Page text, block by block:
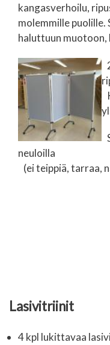
kangasverhoilu,
molemmille
haluttuun
neuloilla
(ei teippiä, tarraa,
Lasivitriinit
4 kpl lukittavaa